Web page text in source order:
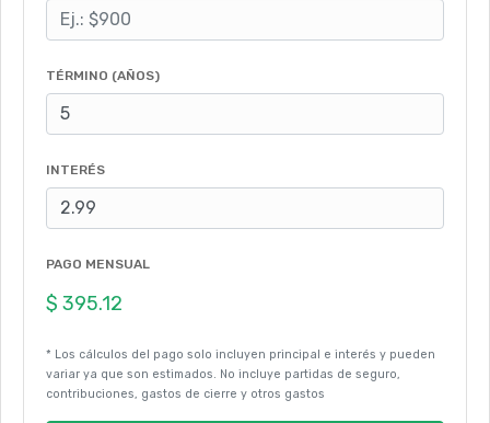
TÉRMINO (AÑOS)
INTERÉS
PAGO MENSUAL
* Los cálculos del pago solo incluyen principal e interés y pueden
variar ya que son estimados. No incluye partidas de seguro,
contribuciones, gastos de cierre y otros gastos